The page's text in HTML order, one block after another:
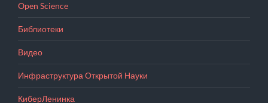
Open Science
Библиотеки
Видео
Инфраструктура Открытой Науки
КиберЛенинка